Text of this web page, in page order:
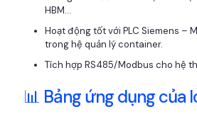
HBM…
Hoạt động tốt với PLC Siemens –
trong hệ quản lý container.
Tích hợp RS485/Modbus cho hệ
📊 Bảng ứng dụng của